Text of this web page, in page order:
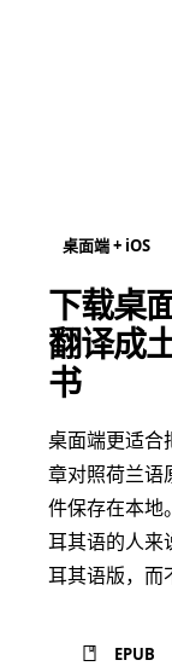
桌面端 + iOS
下载桌
翻译成
书
桌面端更适合
章对照荷兰语
件保存在本地
耳其语的人来
耳其语版，而
EPUB